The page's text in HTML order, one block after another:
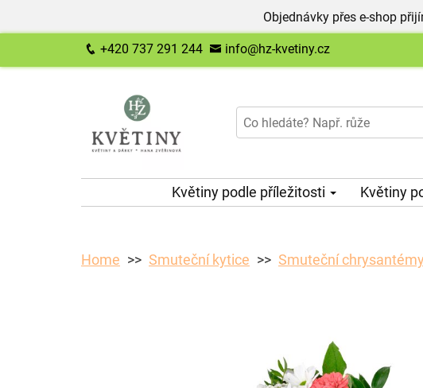
Objednávky přes e-shop
+420 737 291 244 info@hz-kvetiny.cz
Květiny podle příležitosti Květiny
Home Smuteční kytice Smuteční